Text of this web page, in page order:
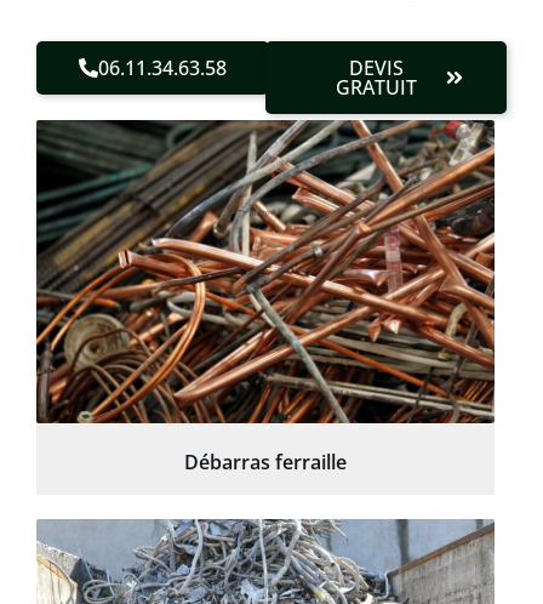
06.11.34.63.58 DEVIS
GRATUIT
Débarras ferraille